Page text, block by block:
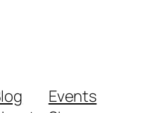
Events